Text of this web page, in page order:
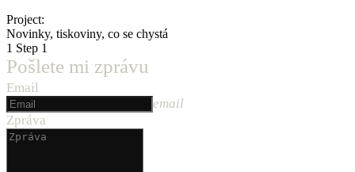
Project:
Novinky, tiskoviny, co se chystá
1 Step 1
Pošlete mi zprávu
Email
email
Zpráva